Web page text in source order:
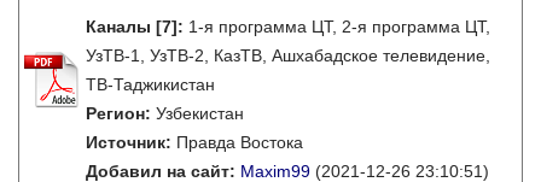
Каналы [7]: 1-я программа ЦТ, 2-я программа ЦТ,
УзТВ-1, УзТВ-2, КазТВ, Ашхабадское телевидение,
ТВ-Таджикистан
Регион: Узбекистан
Источник: Правда Востока
Добавил на сайт: Maxim99 (2021-12-26 23:10:51)